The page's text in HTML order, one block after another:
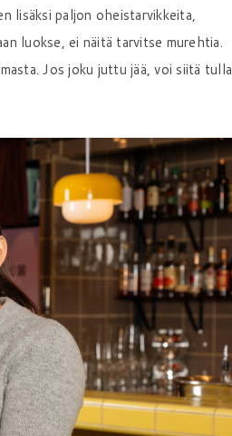
lisäksi paljon oheistarvikkeita,
luokse, ei näitä tarvitse murehtia.
Jos joku juttu jää, voi siitä tulla